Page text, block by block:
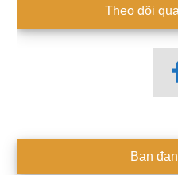
Theo dõi
Bạn